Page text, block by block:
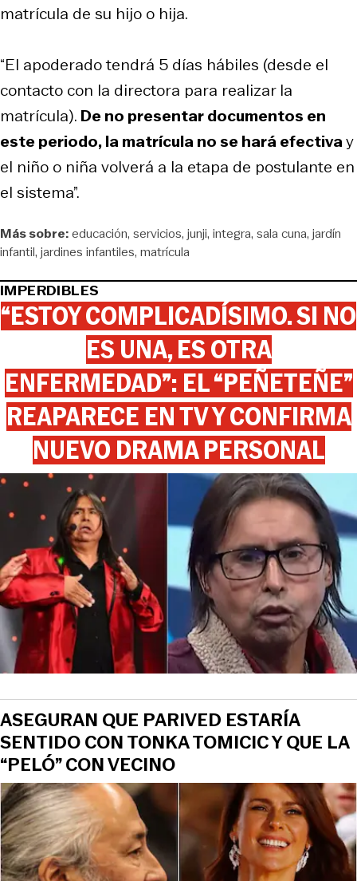
matrícula de su hijo o hija.
“El apoderado tendrá 5 días hábiles (desde el
contacto con la directora para realizar la
matrícula). De no presentar documentos en
este periodo, la matrícula no se hará efectivay
el niño o niña volverá a la etapa de postulante en
el sistema”.
Más sobre:educación servicios junji integra sala cuna jardín
infantil jardines infantiles matrícula
IMPERDIBLES
“ESTOY COMPLICADÍSIMO. SI NO
ES UNA, ES OTRA
ENFERMEDAD”: EL “PEÑETEÑE”
REAPARECE EN TV Y CONFIRMA
NUEVO DRAMA PERSONAL
ASEGURAN QUE PARIVED ESTARÍA
SENTIDO CON TONKA TOMICIC Y QUE LA
“PELÓ” CON VECINO